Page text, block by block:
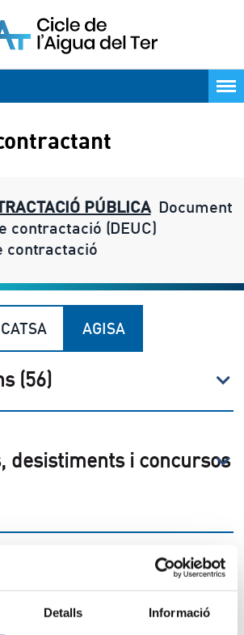
Detalls Informació
PÚBLICA Document
contractació (DEUC)
contractació
CATSA AGISA
(56)
desistiments i concursos
menors (1)